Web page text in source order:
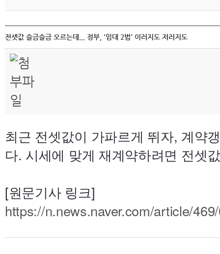
전셋값 슬금슬금 오르는데... 정부, '임대 2법' 이러지도 저러지도
최근 전셋값이 가파르게 뛰자, 계약
다. 시세에 맞게 재계약하려면 전셋
[원문기사 링크]
https://n.news.naver.com/article/